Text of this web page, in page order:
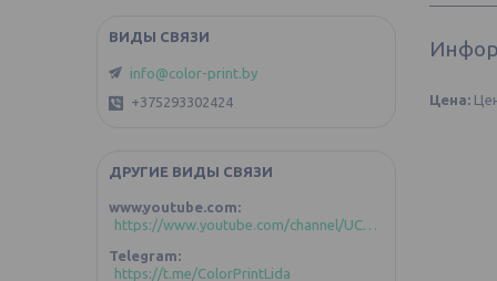
Цена:
info@color-print.by
+375293302424
ДРУГИЕ ВИДЫ СВЯЗИ
www.youtube.com
https://www.youtube.com/channel/UCoztIlR-zC4GFVKuBLDd-GA/videos?view_as=subscriber
Telegram
https://t.me/ColorPrintLida